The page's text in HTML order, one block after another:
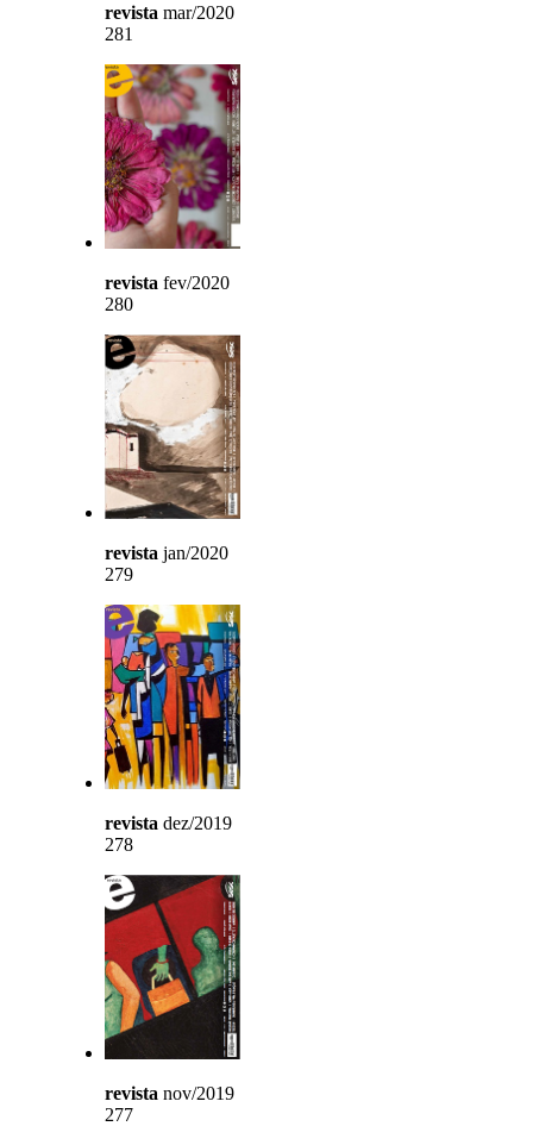
revista mar/2020
281
revista fev/2020
280
revista jan/2020
279
revista dez/2019
278
revista nov/2019
277